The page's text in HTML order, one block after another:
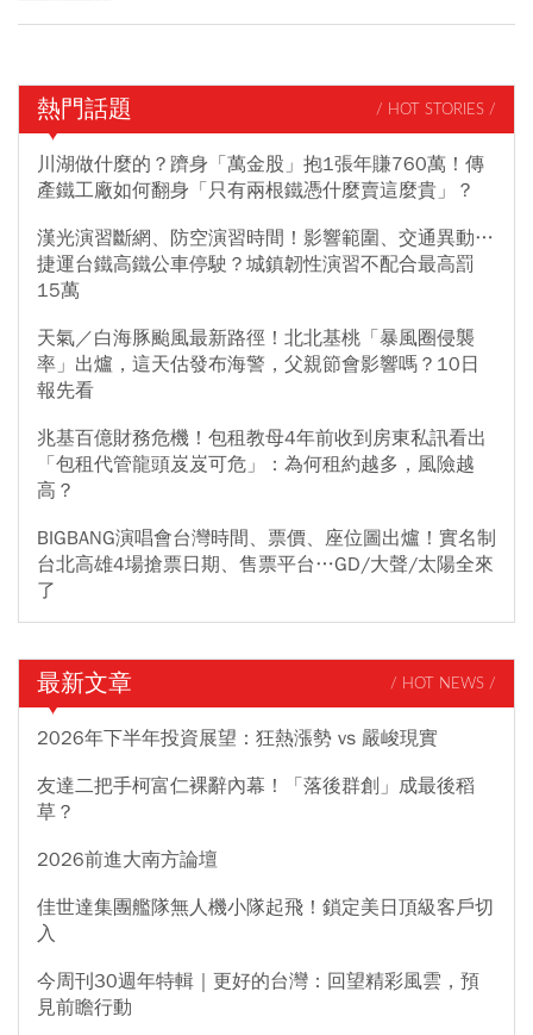
熱門話題 / HOT STORIES /
川湖做什麼的？躋身「萬金股」抱1張年賺760萬！傳
產鐵工廠如何翻身「只有兩根鐵憑什麼賣這麼貴」？
漢光演習斷網、防空演習時間！影響範圍、交通異動…
捷運台鐵高鐵公車停駛？城鎮韌性演習不配合最高罰
15萬
天氣／白海豚颱風最新路徑！北北基桃「暴風圈侵襲
率」出爐，這天估發布海警，父親節會影響嗎？10日
報先看
兆基百億財務危機！包租教母4年前收到房東私訊看出
「包租代管龍頭岌岌可危」：為何租約越多，風險越
高？
BIGBANG演唱會台灣時間、票價、座位圖出爐！實名制
台北高雄4場搶票日期、售票平台…GD/大聲/太陽全來
了
最新文章 / HOT NEWS /
2026年下半年投資展望：狂熱漲勢 vs 嚴峻現實
友達二把手柯富仁裸辭內幕！「落後群創」成最後稻
草？
2026前進大南方論壇
佳世達集團艦隊無人機小隊起飛！鎖定美日頂級客戶切
入
今周刊30週年特輯｜更好的台灣：回望精彩風雲，預
見前瞻行動